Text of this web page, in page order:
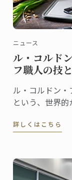
ニュース
ル・コルド
フ職人の技
ル・コルドン
という、世界
なナイフ＆ツー
詳しくはこちら